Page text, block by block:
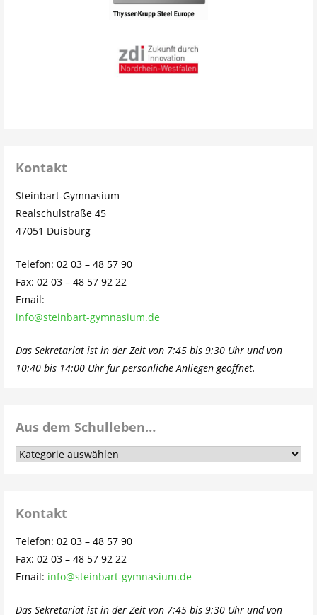
Kontakt
Steinbart-Gymnasium
Realschulstraße 45
47051 Duisburg
Telefon: 02 03 – 48 57 90
Fax: 02 03 – 48 57 92 22
Email:
info@steinbart-gymnasium.de
Das Sekretariat ist in der Zeit von 7:45 bis 9:30 Uhr und von
10:40 bis 14:00 Uhr für persönliche Anliegen geöffnet.
Aus dem Schulleben…
Aus
Kontakt
Telefon: 02 03 – 48 57 90
Fax: 02 03 – 48 57 92 22
Email: info@steinbart-gymnasium.de
Das Sekretariat ist in der Zeit von 7:45 bis 9:30 Uhr und von